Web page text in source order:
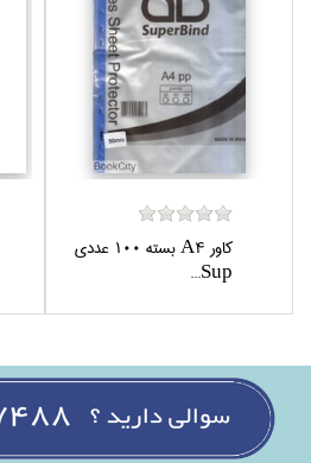
كاور A4 بسته 100 عددي
Sup...